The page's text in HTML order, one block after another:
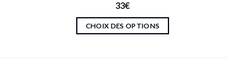
33€
CHOIX DES OPTIONS